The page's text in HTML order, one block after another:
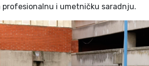
profesionalnu i umetničku saradnju.